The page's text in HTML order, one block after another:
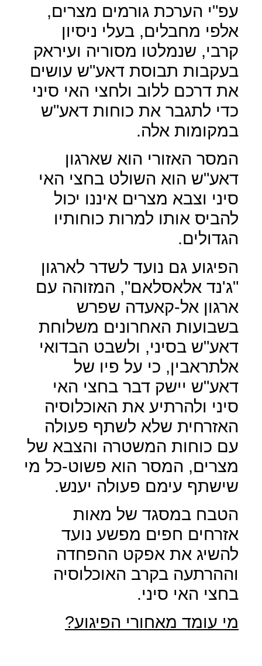
עפ"י הערכת גורמים מצרים,
אלפי מחבלים, בעלי ניסיון
קרבי, שנמלטו מסוריה ועיראק
בעקבות תבוסת דאע"ש עושים
את דרכם ללוב ולחצי האי סיני
כדי לתגבר את כוחות דאע"ש
במקומות אלה.
המסר האזורי הוא שארגון
דאע"ש הוא השולט בחצי האי
סיני וצבא מצרים איננו יכול
להביס אותו למרות כוחותיו
הגדולים.
הפיגוע גם נועד לשדר לארגון
"ג'נד אלאסלאם", המזוהה עם
ארגון אל-קאעדה שפרש
בשבועות האחרונים משלוחת
דאע"ש בסיני, ולשבט הבדואי
אלתראבין, כי על פיו של
דאע"ש יישק דבר בחצי האי
סיני ולהרתיע את האוכלוסיה
האזרחית שלא לשתף פעולה
עם כוחות המשטרה והצבא של
מצרים, המסר הוא פשוט-כל מי
שישתף עימם פעולה יענש.
הטבח במסגד של מאות
אזרחים חפים מפשע נועד
להשיג את אפקט ההפחדה
וההרתעה בקרב האוכלוסיה
בחצי האי סיני.
מי עומד מאחורי הפיגוע?